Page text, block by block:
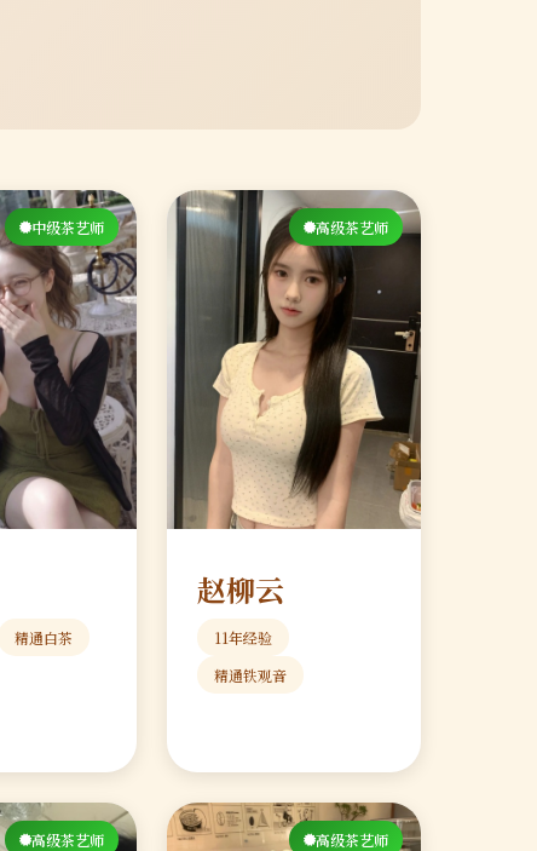
中级茶艺师
精通白茶
高级茶艺师
赵柳云
11年经验
精通铁观音
高级茶艺师 高级茶艺师